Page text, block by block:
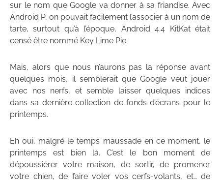
sur le nom que Google va donner à sa friandise. Avec
Android P, on pouvait facilement l’associer à un nom de
tarte, surtout qu’à l’époque, Android 4.4 KitKat était
censé être nommé Key Lime Pie.
Mais, alors que nous n’aurons pas la réponse avant
quelques mois, il semblerait que Google veut jouer
avec nos nerfs, et semble laisser quelques indices
dans sa dernière collection de fonds d’écrans pour le
printemps.
Eh oui, malgré le temps maussade en ce moment, le
printemps est bien là. C’est le bon moment de
dépoussiérer votre maison, de sortir, de promener
votre chien, de faire voler vos cerfs-volants, et… de